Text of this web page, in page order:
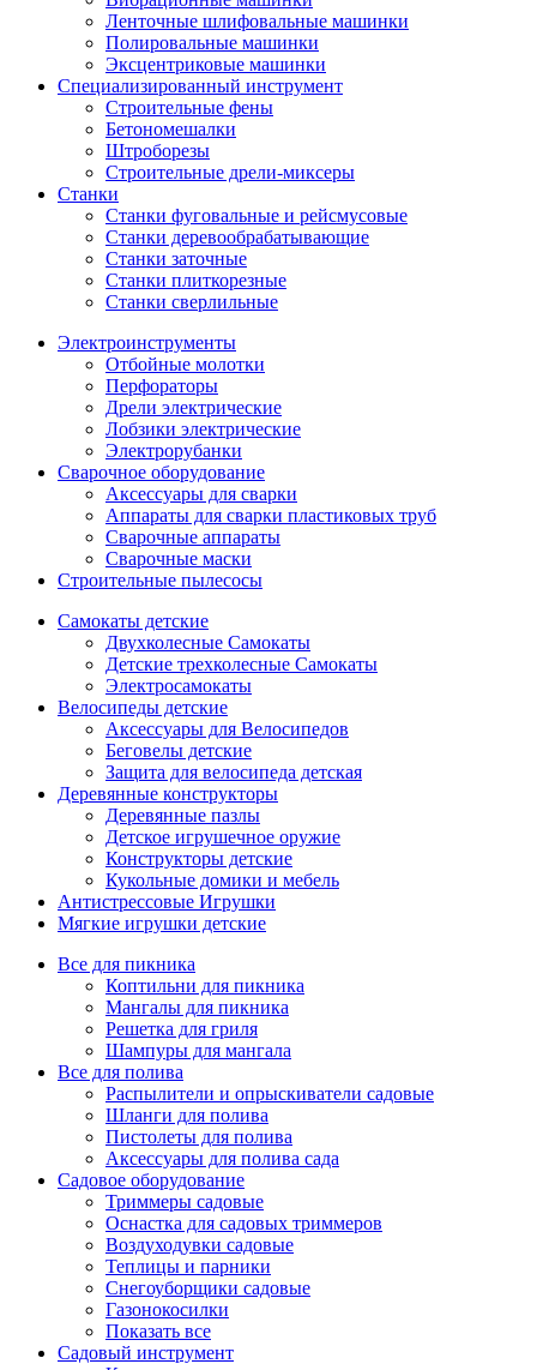
Ленточные шлифовальные машинки
Полировальные машинки
Эксцентриковые машинки
Специализированный инструмент
Строительные фены
Бетономешалки
Штроборезы
Строительные дрели-миксеры
Станки
Станки фуговальные и рейсмусовые
Станки деревообрабатывающие
Станки заточные
Станки плиткорезные
Станки сверлильные
Электроинструменты
Отбойные молотки
Перфораторы
Дрели электрические
Лобзики электрические
Электрорубанки
Сварочное оборудование
Аксессуары для сварки
Аппараты для сварки пластиковых труб
Сварочные аппараты
Сварочные маски
Строительные пылесосы
Самокаты детские
Двухколесные Cамокаты
Детские трехколесные Самокаты
Электросамокаты
Велосипеды детские
Аксессуары для Велосипедов
Беговелы детские
Защита для велосипеда детская
Деревянные конструкторы
Деревянные пазлы
Детское игрушечное оружие
Конструкторы детские
Кукольные домики и мебель
Антистрессовые Игрушки
Мягкие игрушки детские
Все для пикника
Коптильни для пикника
Мангалы для пикника
Решетка для гриля
Шампуры для мангала
Все для полива
Распылители и опрыскиватели садовые
Шланги для полива
Пистолеты для полива
Аксессуары для полива сада
Садовое оборудование
Триммеры садовые
Оснастка для садовых триммеров
Воздуходувки садовые
Теплицы и парники
Снегоуборщики садовые
Газонокосилки
Показать все
Садовый инструмент